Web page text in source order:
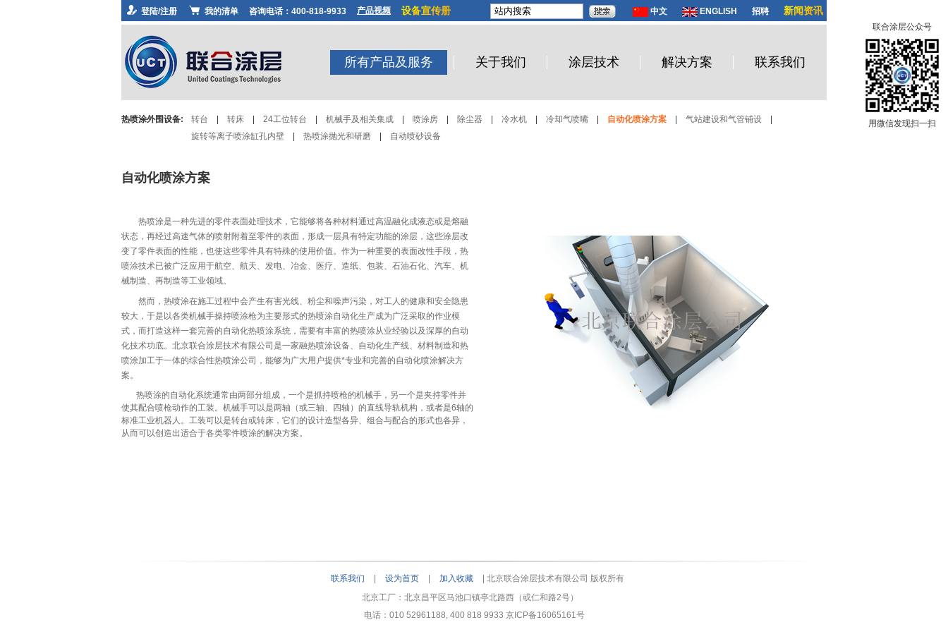
登陆/注册 我的清单 咨询电话：400-818-9933 产品视频 设备宣传册 中文 ENGLISH 招聘 新闻资讯
所有产品及服务 关于我们 涂层技术 解决方案 联系我们
热喷涂外围设备: 转台 转床 24工位转台 机械手及相关集成 喷涂房 除尘器 冷水机 冷却气喷嘴 自动化喷涂方案 气站建设和气管铺设
旋转等离子喷涂缸孔内壁
热喷涂抛光和研磨 自动喷砂设备
自动化喷涂方案
热喷涂是一种先进的零件表面处理技术，它能够将各种材料通过高温融化成液态或是熔融
状态，再经过高速气体的喷射附着至零件的表面，形成一层具有特定功能的涂层，这些涂层改
变了零件表面的性能，也使这些零件具有特殊的使用价值。作为一种重要的表面改性手段，热
喷涂技术已被广泛应用于航空、航天、发电、冶金、医疗、造纸、包装、石油石化、汽车、机
械制造、再制造等工业领域。
然而，热喷涂在施工过程中会产生有害光线、粉尘和噪声污染，对工人的健康和安全隐患
较大，于是以各类机械手操持喷涂枪为主要形式的热喷涂自动化生产成为广泛采取的作业模
式，而打造这样一套完善的自动化热喷涂系统，需要有丰富的热喷涂从业经验以及深厚的自动
化技术功底。北京联合涂层技术有限公司是一家融热喷涂设备、自动化生产线、材料制造和热
喷涂加工于一体的综合性热喷涂公司，能够为广大用户提供*专业和完善的自动化喷涂解决方
案。
热喷涂的自动化系统通常由两部分组成，一个是抓持喷枪的机械手，另一个是夹持零件并
使其配合喷枪动作的工装。机械手可以是两轴（或三轴、四轴）的直线导轨机构，或者是6轴的
标准工业机器人。工装可以是转台或转床，它们的设计造型各异、组合与配合的形式也各异，
从而可以创造出适合于各类零件喷涂的解决方案。
联系我们 设为首页 加入收藏
| 北京联合涂层技术有限公司 版权所有
北京工厂：北京昌平区马池口镇亭北路西（或仁和路2号）
电话：010 52961188, 400 818 9933 京ICP备16065161号
联合涂层公众号
用微信发现扫一扫